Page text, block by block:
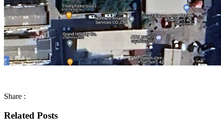
Share :
Related Posts